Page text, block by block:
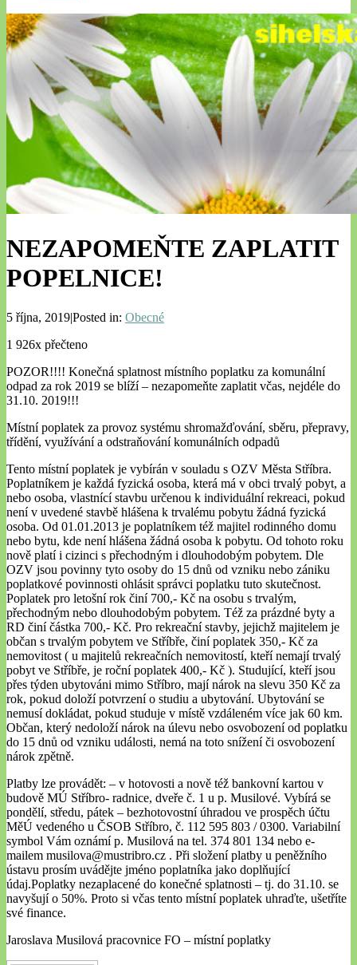
NEZAPOMEŇTE ZAPLATIT
POPELNICE!
5 října, 2019|Posted in: Obecné
1 926x přečteno
POZOR!!!! Konečná splatnost místního poplatku za komunální
odpad za rok 2019 se blíží – nezapomeňte zaplatit včas, nejdéle do
31.10. 2019!!!
Místní poplatek za provoz systému shromažďování, sběru, přepravy,
třídění, využívání a odstraňování komunálních odpadů
Tento místní poplatek je vybírán v souladu s OZV Města Stříbra.
Poplatníkem je každá fyzická osoba, která má v obci trvalý pobyt, a
nebo osoba, vlastnící stavbu určenou k individuální rekreaci, pokud
není v uvedené stavbě hlášena k trvalému pobytu žádná fyzická
osoba. Od 01.01.2013 je poplatníkem též majitel rodinného domu
nebo bytu, kde není hlášena žádná osoba k pobytu. Od tohoto roku
nově platí i cizinci s přechodným i dlouhodobým pobytem. Dle
OZV jsou povinny tyto osoby do 15 dnů od vzniku nebo zániku
poplatkové povinnosti ohlásit správci poplatku tuto skutečnost.
Poplatek pro letošní rok činí 700,- Kč na osobu s trvalým,
přechodným nebo dlouhodobým pobytem. Též za prázdné byty a
RD činí částka 700,- Kč. Pro rekreační stavby, jejichž majitelem je
občan s trvalým pobytem ve Stříbře, činí poplatek 350,- Kč za
nemovitost ( u majitelů rekreačních nemovitostí, kteří nemají trvalý
pobyt ve Stříbře, je roční poplatek 400,- Kč ). Studující, kteří jsou
přes týden ubytováni mimo Stříbro, mají nárok na slevu 350 Kč za
rok, pokud doloží potvrzení o studiu a ubytování. Ubytování se
nemusí dokládat, pokud studuje v místě vzdáleném více jak 60 km.
Občan, který nedoloží nárok na úlevu nebo osvobození od poplatku
do 15 dnů od vzniku události, nemá na toto snížení či osvobození
nárok zpětně.
Platby lze provádět: – v hotovosti a nově též bankovní kartou v
budově MÚ Stříbro- radnice, dveře č. 1 u p. Musilové. Vybírá se
pondělí, středu, pátek – bezhotovostní úhradou ve prospěch účtu
MěÚ vedeného u ČSOB Stříbro, č. 112 595 803 / 0300. Variabilní
symbol Vám oznámí p. Musilová na tel. 374 801 134 nebo e-
mailem musilova@mustribro.cz . Při složení platby u peněžního
ústavu prosím uvádějte jméno poplatníka jako doplňující
údaj.Poplatky nezaplacené do konečné splatnosti – tj. do 31.10. se
navyšují o 50%. Proto si včas tento místní poplatek uhraďte, ušetříte
své finance.
Jaroslava Musilová pracovnice FO – místní poplatky